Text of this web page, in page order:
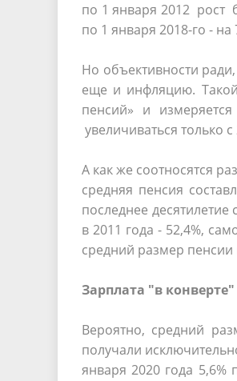
по 1 января 2012 рост
по 1 января 2018-го -
Но объективности
еще и инфляцию.
пенсий» и
увеличиваться только
А как же соотносятся
средняя пенсия
последнее
в 2011 года - 52,4%,
средний размер пенсии
Зарплата "в
Вероятно, средний
получали
января 2020 года 5,6%